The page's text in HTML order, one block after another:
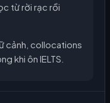
từ rời rạc rồi
cảnh, collocations
khi ôn IELTS.